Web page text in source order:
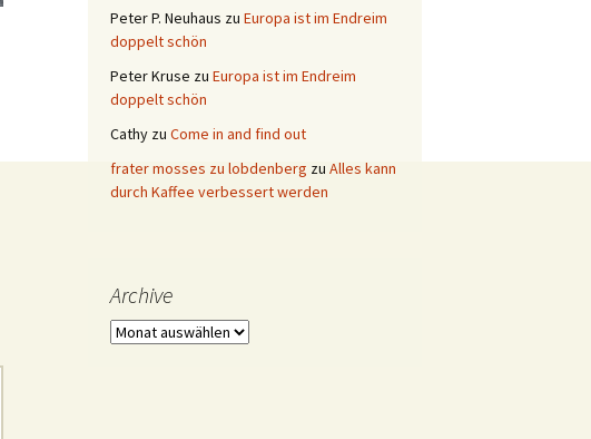
Peter P. Neuhaus zu Europa ist im Endreim
doppelt schön
Peter Kruse zu Europa ist im Endreim
doppelt schön
Cathy zu Come in and find out
frater mosses zu lobdenberg zu Alles kann
durch Kaffee verbessert werden
Archive
Archive